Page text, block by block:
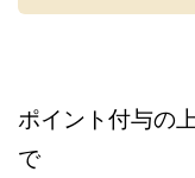
ポイント付与の
で